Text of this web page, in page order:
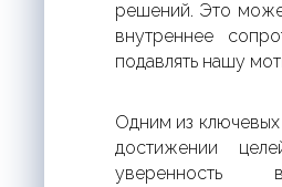
решений. Это
внутреннее
подавлять нашу
Одним из
достижении